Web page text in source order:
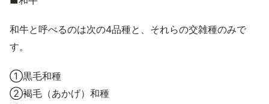
和牛と呼べるのは次の4品種と、それらの交雑種のみで
す。
①黒毛和種
②褐毛（あかげ）和種